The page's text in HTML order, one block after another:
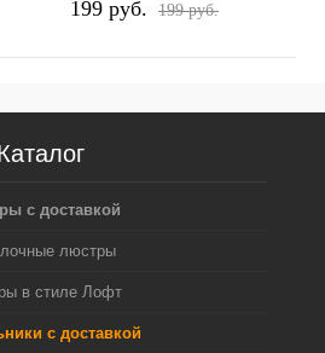
12W4K-B
199 pуб. 199 pуб.
с доставкой
люстры
в стиле Лофт
с доставкой